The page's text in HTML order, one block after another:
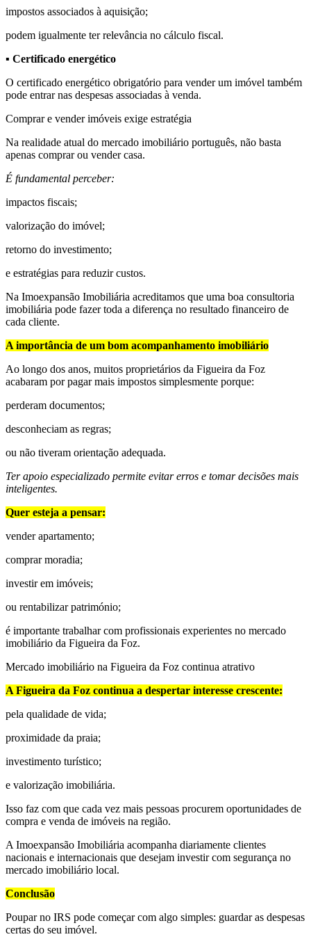
impostos associados à aquisição;
podem igualmente ter relevância no cálculo fiscal.
▪ Certificado energético
O certificado energético obrigatório para vender um imóvel também
pode entrar nas despesas associadas à venda.
Comprar e vender imóveis exige estratégia
Na realidade atual do mercado imobiliário português, não basta
apenas comprar ou vender casa.
É fundamental perceber:
impactos fiscais;
valorização do imóvel;
retorno do investimento;
e estratégias para reduzir custos.
Na Imoexpansão Imobiliária acreditamos que uma boa consultoria
imobiliária pode fazer toda a diferença no resultado financeiro de
cada cliente.
A importância de um bom acompanhamento imobiliário
Ao longo dos anos, muitos proprietários da Figueira da Foz
acabaram por pagar mais impostos simplesmente porque:
perderam documentos;
desconheciam as regras;
ou não tiveram orientação adequada.
Ter apoio especializado permite evitar erros e tomar decisões mais
inteligentes.
Quer esteja a pensar:
vender apartamento;
comprar moradia;
investir em imóveis;
ou rentabilizar património;
é importante trabalhar com profissionais experientes no mercado
imobiliário da Figueira da Foz.
Mercado imobiliário na Figueira da Foz continua atrativo
A Figueira da Foz continua a despertar interesse crescente:
pela qualidade de vida;
proximidade da praia;
investimento turístico;
e valorização imobiliária.
Isso faz com que cada vez mais pessoas procurem oportunidades de
compra e venda de imóveis na região.
A Imoexpansão Imobiliária acompanha diariamente clientes
nacionais e internacionais que desejam investir com segurança no
mercado imobiliário local.
Conclusão
Poupar no IRS pode começar com algo simples: guardar as despesas
certas do seu imóvel.